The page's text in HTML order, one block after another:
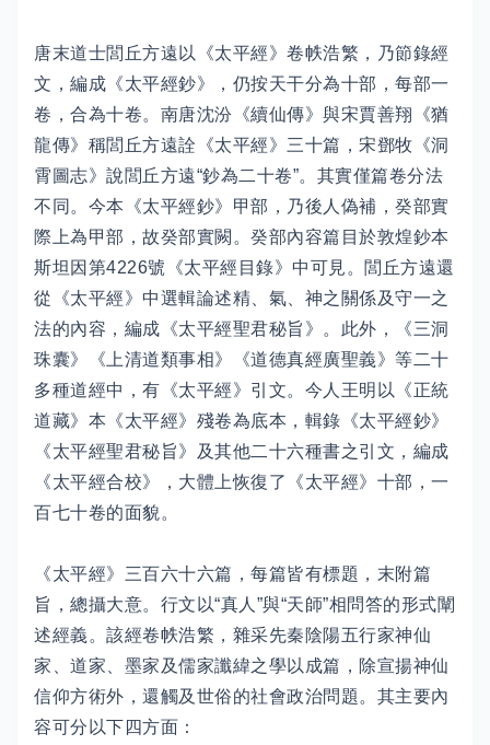
唐末道士閭丘方遠以《太平經》卷帙浩繁，乃節錄經
文，編成《太平經鈔》，仍按天干分為十部，每部一
卷，合為十卷。南唐沈汾《續仙傳》與宋賈善翔《猶
龍傳》稱閭丘方遠詮《太平經》三十篇，宋鄧牧《洞
霄圖志》說閭丘方遠“鈔為二十卷”。其實僅篇卷分法
不同。今本《太平經鈔》甲部，乃後人偽補，癸部實
際上為甲部，故癸部實闕。癸部內容篇目於敦煌鈔本
斯坦因第4226號《太平經目錄》中可見。閭丘方遠還
從《太平經》中選輯論述精、氣、神之關係及守一之
法的內容，編成《太平經聖君秘旨》。此外，《三洞
珠囊》《上清道類事相》《道德真經廣聖義》等二十
多種道經中，有《太平經》引文。今人王明以《正統
道藏》本《太平經》殘卷為底本，輯錄《太平經鈔》
《太平經聖君秘旨》及其他二十六種書之引文，編成
《太平經合校》，大體上恢復了《太平經》十部，一
百七十卷的面貌。
《太平經》三百六十六篇，每篇皆有標題，末附篇
旨，總攝大意。行文以“真人”與“天師”相問答的形式闡
述經義。該經卷帙浩繁，雜采先秦陰陽五行家神仙
家、道家、墨家及儒家讖緯之學以成篇，除宣揚神仙
信仰方術外，還觸及世俗的社會政治問題。其主要內
容可分以下四方面：